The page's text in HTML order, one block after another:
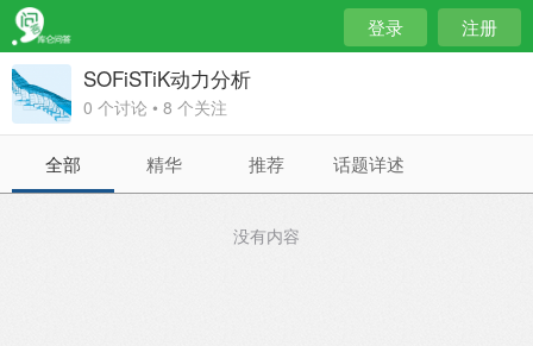
登录 注册
SOFiSTiK动力分析
0 个讨论 • 8 个关注
全部 精华 推荐 话题详述
没有内容